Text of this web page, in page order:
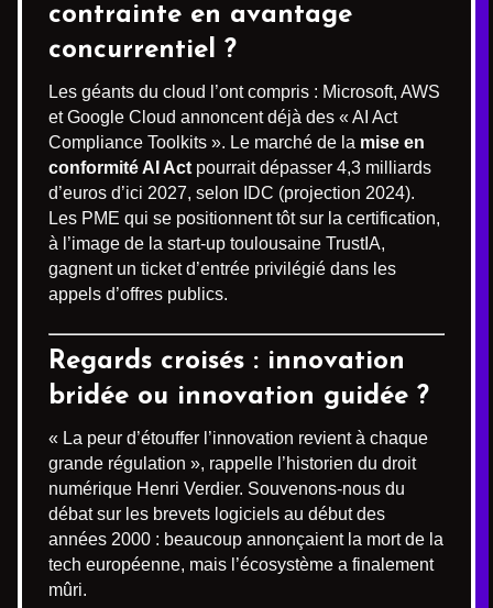
contrainte en avantage
concurrentiel ?
Les géants du cloud l’ont compris : Microsoft, AWS
et Google Cloud annoncent déjà des « AI Act
Compliance Toolkits ». Le marché de la mise en
conformité AI Act pourrait dépasser 4,3 milliards
d’euros d’ici 2027, selon IDC (projection 2024).
Les PME qui se positionnent tôt sur la certification,
à l’image de la start-up toulousaine TrustIA,
gagnent un ticket d’entrée privilégié dans les
appels d’offres publics.
Regards croisés : innovation
bridée ou innovation guidée ?
« La peur d’étouffer l’innovation revient à chaque
grande régulation », rappelle l’historien du droit
numérique Henri Verdier. Souvenons-nous du
débat sur les brevets logiciels au début des
années 2000 : beaucoup annonçaient la mort de la
tech européenne, mais l’écosystème a finalement
mûri.